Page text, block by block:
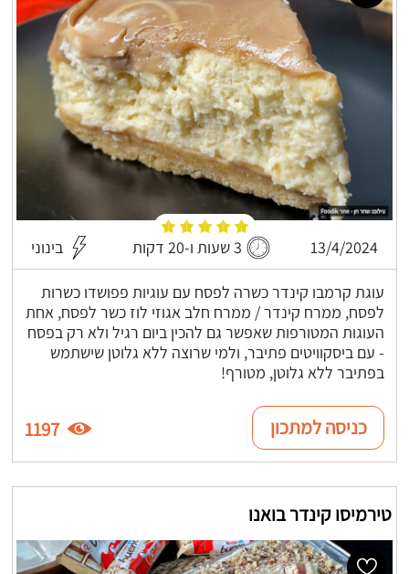
13/4/2024 3 שעות ו-20 דקות בינוני
עוגת קרמבו קינדר כשרה לפסח עם עוגיות פפושדו כשרות
לפסח, ממרח קינדר / ממרח חלב אגוזי לוז כשר לפסח, אחת
העוגות המטורפות שאפשר גם להכין ביום רגיל ולא רק בפסח
- עם ביסקוויטים פתיבר, ולמי שרוצה ללא גלוטן שישתמש
בפתיבר ללא גלוטן, מטורף!
כניסה למתכון 1197
טירמיסו קינדר בואנו